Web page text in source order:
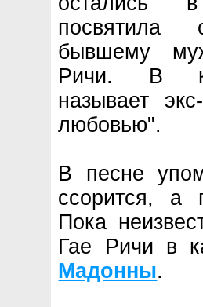
бывшему
Ричи. В
называет
любовью".
В песне
ссорится, а
Пока
Гае Ричи в
Мадонны.